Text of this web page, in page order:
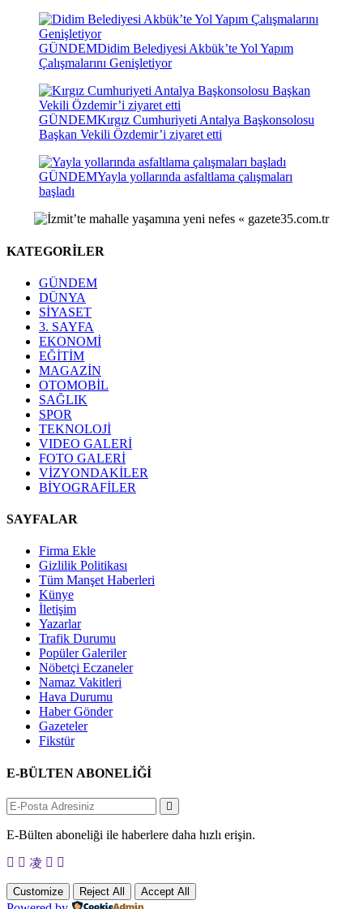
GÜNDEMDidim Belediyesi Akbük’te Yol Yapım
Çalışmalarını Genişletiyor
GÜNDEMKırgız Cumhuriyeti Antalya Başkonsolosu
Başkan Vekili Özdemir’i ziyaret etti
GÜNDEMYayla yollarında asfaltlama çalışmaları
başladı
KATEGORİLER
GÜNDEM
DÜNYA
SİYASET
3. SAYFA
EKONOMİ
EĞİTİM
MAGAZİN
OTOMOBİL
SAĞLIK
SPOR
TEKNOLOJİ
VIDEO GALERİ
FOTO GALERİ
VİZYONDAKİLER
BİYOGRAFİLER
SAYFALAR
Firma Ekle
Gizlilik Politikası
Tüm Manşet Haberleri
Künye
İletişim
Yazarlar
Trafik Durumu
Popüler Galeriler
Nöbetçi Eczaneler
Namaz Vakitleri
Hava Durumu
Haber Gönder
Gazeteler
Fikstür
E-BÜLTEN ABONELİĞİ
E-Bülten aboneliği ile haberlere daha hızlı erişin.
Customize Reject All Accept All